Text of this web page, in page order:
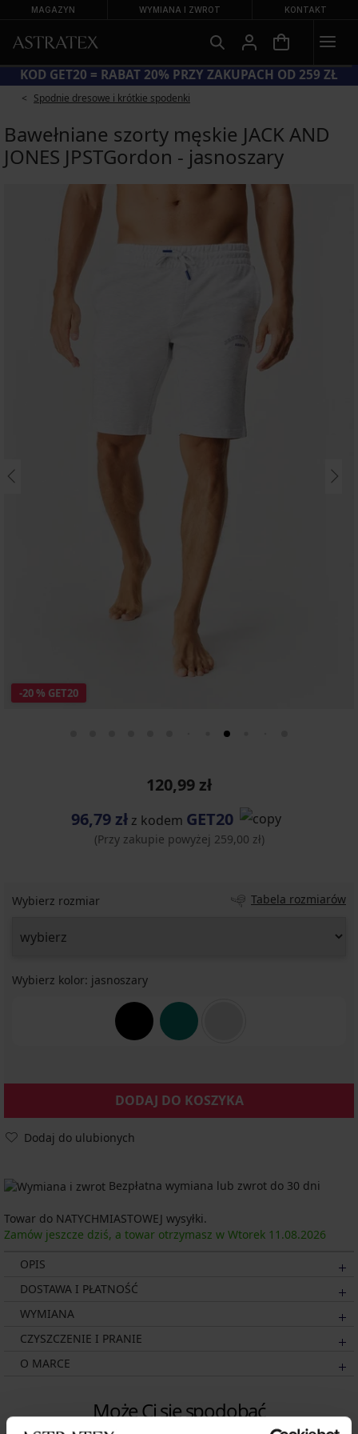
MAGAZYN WYMIANA I ZWROT KONTAKT
KOD
WIELKA LETNIA WYPRZEDAŻ DO −70%
Spodnie dresowe i krótkie spodenki
Bawełniane szorty męskie JACK AND
JONES JPSTGordon - jasnoszary
-20 % GET20
120,99 zł
96,79 złz kodem GET20
(Przy zakupie powyżej 259,00 zł)
Wybierz rozmiar Tabela rozmiarów
Wybierz kolor: jasnoszary
DODAJ DO KOSZYKA
Dodaj do ulubionych
Bezpłatna wymiana lub zwrot do 30 dni
Towar do NATYCHMIASTOWEJ wysyłki.
Zamów jeszcze dziś, a towar otrzymasz w Wtorek 11.08.2026
OPIS
DOSTAWA I PŁATNOŚĆ
WYMIANA
CZYSZCZENIE I PRANIE
O MARCE
Może Ci się spodobać